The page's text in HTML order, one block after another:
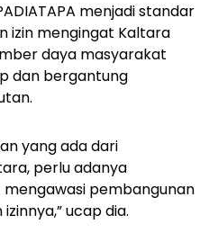
menjadi standar
izin mengingat Kaltara
daya masyarakat
dan bergantung
yang ada dari
perlu adanya
pembangunan
ucap dia.